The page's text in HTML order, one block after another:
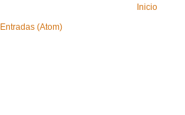
Inicio
Entradas (Atom)